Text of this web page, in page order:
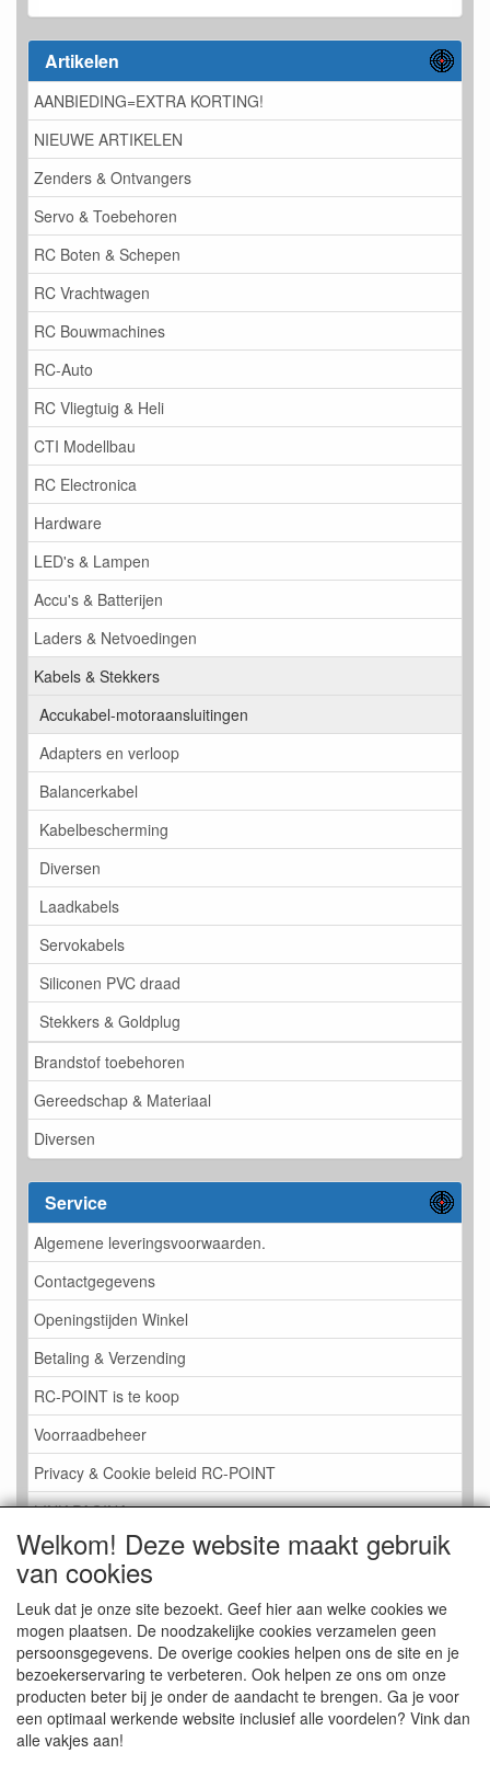
Artikelen
AANBIEDING=EXTRA KORTING!
NIEUWE ARTIKELEN
Zenders & Ontvangers
Servo & Toebehoren
RC Boten & Schepen
RC Vrachtwagen
RC Bouwmachines
RC-Auto
RC Vliegtuig & Heli
CTI Modellbau
RC Electronica
Hardware
LED's & Lampen
Accu's & Batterijen
Laders & Netvoedingen
Kabels & Stekkers
Accukabel-motoraansluitingen
Adapters en verloop
Balancerkabel
Kabelbescherming
Diversen
Laadkabels
Servokabels
Siliconen PVC draad
Stekkers & Goldplug
Brandstof toebehoren
Gereedschap & Materiaal
Diversen
Service
Algemene leveringsvoorwaarden.
Contactgegevens
Openingstijden Winkel
Betaling & Verzending
RC-POINT is te koop
Voorraadbeheer
Privacy & Cookie beleid RC-POINT
LINK PAGINA
Gastenboek RC-POINT
Kijkje in de Winkel
Welkom! Deze website maakt gebruik
van cookies
Leuk dat je onze site bezoekt. Geef hier aan welke cookies we
mogen plaatsen. De noodzakelijke cookies verzamelen geen
persoonsgegevens. De overige cookies helpen ons de site en je
bezoekerservaring te verbeteren. Ook helpen ze ons om onze
producten beter bij je onder de aandacht te brengen. Ga je voor
een optimaal werkende website inclusief alle voordelen? Vink dan
alle vakjes aan!